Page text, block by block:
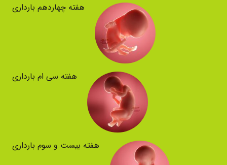
هفته چهاردهم بارداری
هفته سی ام بارداری
هفته بیست و سوم بارداری